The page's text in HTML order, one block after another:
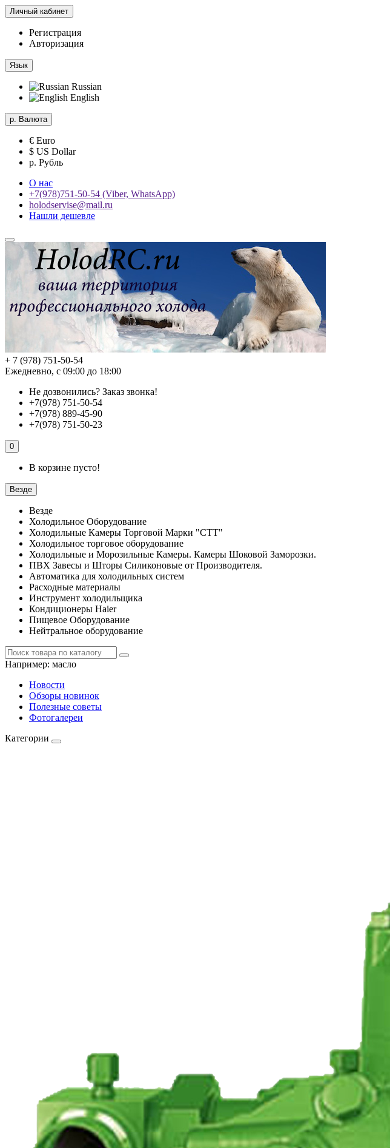
Личный кабинет
Регистрация
Авторизация
Язык
Russian
English
р. Валюта
€ Euro
$ US Dollar
р. Рубль
О нас
+7(978)751-50-54 (Viber, WhatsApp)
holodservise@mail.ru
Нашли дешевле
+ 7 (978) 751-50-54
Ежедневно, с 09:00 до 18:00
Не дозвонились? Заказ звонка!
+7(978) 751-50-54
+7(978) 889-45-90
+7(978) 751-50-23
0
В корзине пусто!
Везде
Везде
Холодильное Оборудование
Холодильные Камеры Торговой Марки "СТТ"
Холодильное торговое оборудование
Холодильные и Морозильные Камеры. Камеры Шоковой Заморозки.
ПВХ Завесы и Шторы Силиконовые от Производителя.
Автоматика для холодильных систем
Расходные материалы
Инструмент холодильщика
Кондиционеры Haier
Пищевое Оборудование
Нейтральное оборудование
Например: масло
Новости
Обзоры новинок
Полезные советы
Фотогалереи
Категории